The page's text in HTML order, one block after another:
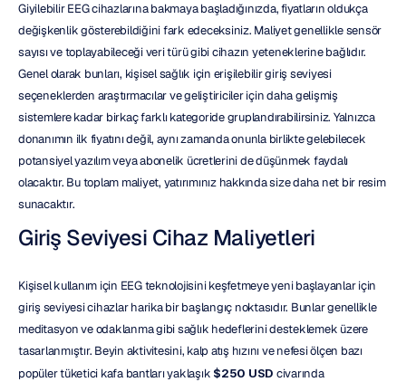
Giyilebilir EEG cihazlarına bakmaya başladığınızda, fiyatların oldukça
değişkenlik gösterebildiğini fark edeceksiniz. Maliyet genellikle sensör
sayısı ve toplayabileceği veri türü gibi cihazın yeteneklerine bağlıdır.
Genel olarak bunları, kişisel sağlık için erişilebilir giriş seviyesi
seçeneklerden araştırmacılar ve geliştiriciler için daha gelişmiş
sistemlere kadar birkaç farklı kategoride gruplandırabilirsiniz. Yalnızca
donanımın ilk fiyatını değil, aynı zamanda onunla birlikte gelebilecek
potansiyel yazılım veya abonelik ücretlerini de düşünmek faydalı
olacaktır. Bu toplam maliyet, yatırımınız hakkında size daha net bir resim
sunacaktır.
Giriş Seviyesi Cihaz Maliyetleri
Kişisel kullanım için EEG teknolojisini keşfetmeye yeni başlayanlar için
giriş seviyesi cihazlar harika bir başlangıç noktasıdır. Bunlar genellikle
meditasyon ve odaklanma gibi sağlık hedeflerini desteklemek üzere
tasarlanmıştır. Beyin aktivitesini, kalp atış hızını ve nefesi ölçen bazı
popüler tüketici kafa bantları yaklaşık $250 USD civarında